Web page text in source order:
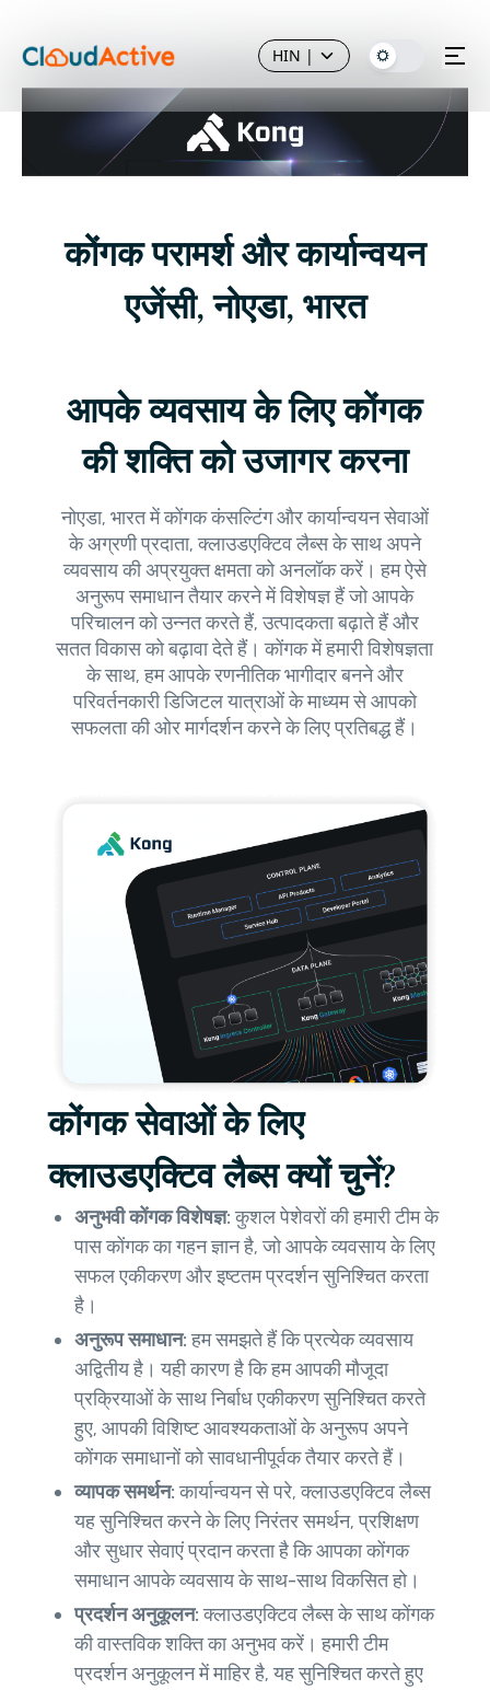
HIN |
कोंगक परामर्श और कार्यान्वयन
एजेंसी, नोएडा, भारत
आपके व्यवसाय के लिए कोंगक
की शक्ति को उजागर करना
नोएडा, भारत में कोंगक कंसल्टिंग और कार्यान्वयन सेवाओं
के अग्रणी प्रदाता, क्लाउडएक्टिव लैब्स के साथ अपने
व्यवसाय की अप्रयुक्त क्षमता को अनलॉक करें। हम ऐसे
अनुरूप समाधान तैयार करने में विशेषज्ञ हैं जो आपके
परिचालन को उन्नत करते हैं, उत्पादकता बढ़ाते हैं और
सतत विकास को बढ़ावा देते हैं। कोंगक में हमारी विशेषज्ञता
के साथ, हम आपके रणनीतिक भागीदार बनने और
परिवर्तनकारी डिजिटल यात्राओं के माध्यम से आपको
सफलता की ओर मार्गदर्शन करने के लिए प्रतिबद्ध हैं।
कोंगक सेवाओं के लिए
क्लाउडएक्टिव लैब्स क्यों चुनें?
अनुभवी कोंगक विशेषज्ञ:कुशल पेशेवरों की हमारी टीम के
पास कोंगक का गहन ज्ञान है, जो आपके व्यवसाय के लिए
सफल एकीकरण और इष्टतम प्रदर्शन सुनिश्चित करता
है।
अनुरूप समाधान:हम समझते हैं कि प्रत्येक व्यवसाय
अद्वितीय है। यही कारण है कि हम आपकी मौजूदा
प्रक्रियाओं के साथ निर्बाध एकीकरण सुनिश्चित करते
हुए, आपकी विशिष्ट आवश्यकताओं के अनुरूप अपने
कोंगक समाधानों को सावधानीपूर्वक तैयार करते हैं।
व्यापक समर्थन:कार्यान्वयन से परे, क्लाउडएक्टिव लैब्स
यह सुनिश्चित करने के लिए निरंतर समर्थन, प्रशिक्षण
और सुधार सेवाएं प्रदान करता है कि आपका कोंगक
समाधान आपके व्यवसाय के साथ-साथ विकसित हो।
प्रदर्शन अनुकूलन:क्लाउडएक्टिव लैब्स के साथ कोंगक
की वास्तविक शक्ति का अनुभव करें। हमारी टीम
प्रदर्शन अनुकूलन में माहिर है, यह सुनिश्चित करते हुए